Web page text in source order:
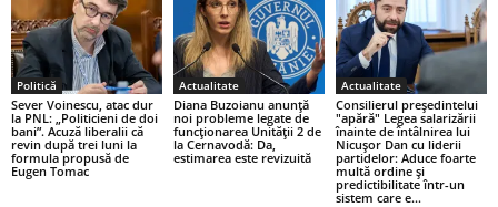
Politică
Sever Voinescu, atac dur
la PNL: „Politicieni de doi
bani”. Acuză liberalii că
revin după trei luni la
formula propusă de
Eugen Tomac
Actualitate
Diana Buzoianu anunță
noi probleme legate de
funcționarea Unității 2 de
la Cernavodă: Da,
estimarea este revizuită
Actualitate
Consilierul președintelui
"apără" Legea salarizării
înainte de întâlnirea lui
Nicuşor Dan cu liderii
partidelor: Aduce foarte
multă ordine şi
predictibilitate într-un
sistem care e...